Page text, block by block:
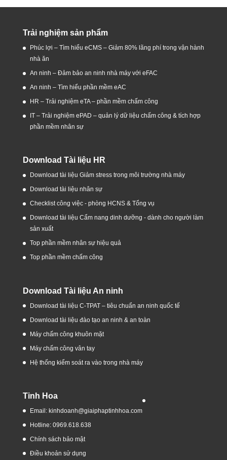
Trải nghiệm sản phẩm
Phúc lợi – Tìm hiểu eCMS – Giảm 80% lãng phí trong vận hành
nhà ăn
An ninh – Đảm bảo an ninh nhà máy với eFAC
An ninh – Tìm hiểu phần mềm eAC
HR – Trải nghiệm eTA – phần mềm chấm công
IT – Trải nghiệm ePAD – quản lý dữ liệu chấm công & tích hợp
phần mềm nhân sự
Download Tài liệu HR
Download tài liệu Giảm stress trong môi trường nhà máy
Download tài liệu nhân sự
Checklist công việc - phòng HCNS & Tổng vụ
Download tài liệu Cẩm nang dinh dưỡng - dành cho người làm
sản xuất
Top phần mềm nhân sự hiệu quả
Top phần mềm chấm công
Download Tài liệu An ninh
Download tài liệu C-TPAT – tiêu chuẩn an ninh quốc tế
Download tài liệu đào tạo an ninh & an toàn
Máy chấm công khuôn mặt
Máy chấm công vân tay
Hệ thống kiểm soát ra vào trong nhà máy
Tinh Hoa
Email: kinhdoanh@giaiphaptinhhoa.com
Hotline: 0969.618.638
Chính sách bảo mật
Điều khoản sử dụng